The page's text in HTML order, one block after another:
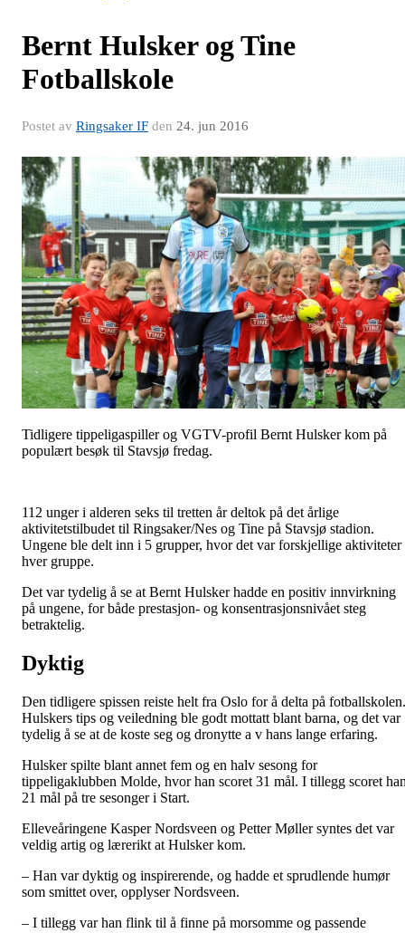
Bernt Hulsker og Tine
Fotballskole
Postet av Ringsaker IF den 24. jun 2016
Tidligere tippeligaspiller og VGTV-profil Bernt Hulsker kom på
populært besøk til Stavsjø fredag.
112 unger i alderen seks til tretten år deltok på det årlige
aktivitetstilbudet til Ringsaker/Nes og Tine på Stavsjø stadion.
Ungene ble delt inn i 5 grupper, hvor det var forskjellige aktiviteter
hver gruppe.
Det var tydelig å se at Bernt Hulsker hadde en positiv innvirkning
på ungene, for både prestasjon- og konsentrasjonsnivået steg
betraktelig.
Dyktig
Den tidligere spissen reiste helt fra Oslo for å delta på fotballskolen.
Hulskers tips og veiledning ble godt mottatt blant barna, og det var
tydelig å se at de koste seg og dronytte a v hans lange erfaring.
Hulsker spilte blant annet fem og en halv sesong for
tippeligaklubben Molde, hvor han scoret 31 mål. I tillegg scoret
21 mål på tre sesonger i Start.
Elleveåringene Kasper Nordsveen og Petter Møller syntes det var
veldig artig og lærerikt at Hulsker kom.
– Han var dyktig og inspirerende, og hadde et sprudlende humør
som smittet over, opplyser Nordsveen.
– I tillegg var han flink til å finne på morsomme og passende